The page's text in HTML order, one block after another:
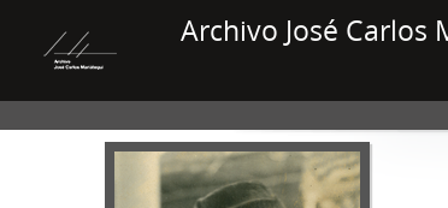
Archivo José Carlos